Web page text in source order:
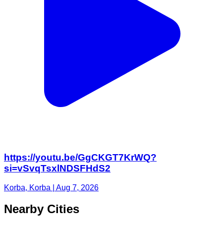
https://youtu.be/GgCKGT7KrWQ?
si=vSvqTsxlNDSFHdS2
Korba, Korba | Aug 7, 2026
Nearby Cities